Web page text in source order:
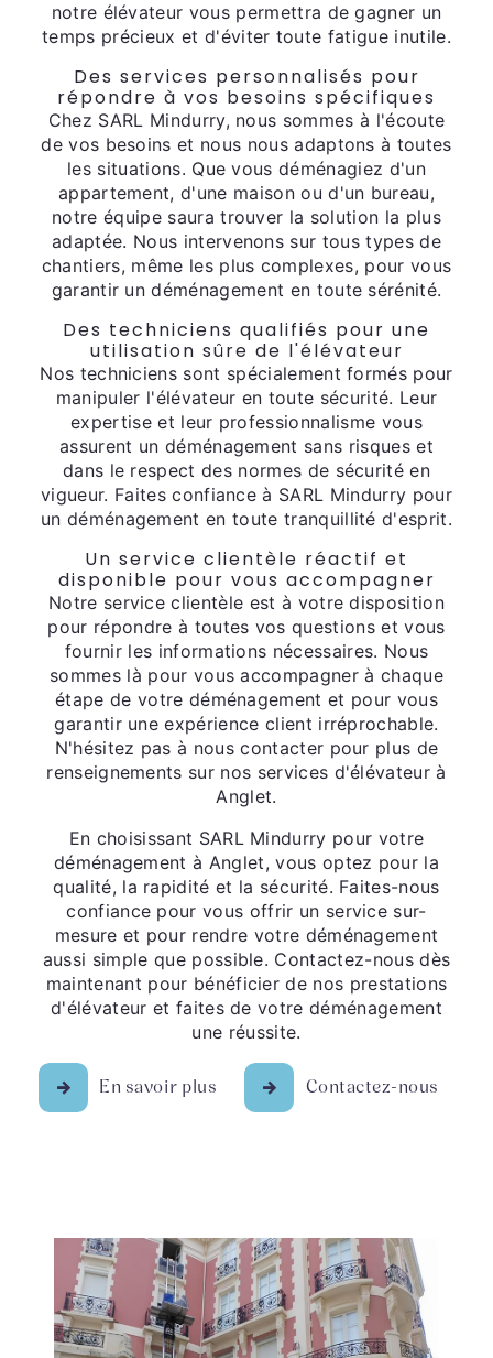
notre élévateur vous permettra de gagner un
temps précieux et d'éviter toute fatigue inutile.
Des services personnalisés pour
répondre à vos besoins spécifiques
Chez SARL Mindurry, nous sommes à l'écoute
de vos besoins et nous nous adaptons à toutes
les situations. Que vous déménagiez d'un
appartement, d'une maison ou d'un bureau,
notre équipe saura trouver la solution la plus
adaptée. Nous intervenons sur tous types de
chantiers, même les plus complexes, pour vous
garantir un déménagement en toute sérénité.
Des techniciens qualifiés pour une
utilisation sûre de l'élévateur
Nos techniciens sont spécialement formés pour
manipuler l'élévateur en toute sécurité. Leur
expertise et leur professionnalisme vous
assurent un déménagement sans risques et
dans le respect des normes de sécurité en
vigueur. Faites confiance à SARL Mindurry pour
un déménagement en toute tranquillité d'esprit.
Un service clientèle réactif et
disponible pour vous accompagner
Notre service clientèle est à votre disposition
pour répondre à toutes vos questions et vous
fournir les informations nécessaires. Nous
sommes là pour vous accompagner à chaque
étape de votre déménagement et pour vous
garantir une expérience client irréprochable.
N'hésitez pas à nous contacter pour plus de
renseignements sur nos services d'élévateur à
Anglet.
En choisissant SARL Mindurry pour votre
déménagement à Anglet, vous optez pour la
qualité, la rapidité et la sécurité. Faites-nous
confiance pour vous offrir un service sur-
mesure et pour rendre votre déménagement
aussi simple que possible. Contactez-nous dès
maintenant pour bénéficier de nos prestations
d'élévateur et faites de votre déménagement
une réussite.
En savoir plus Contactez-nous